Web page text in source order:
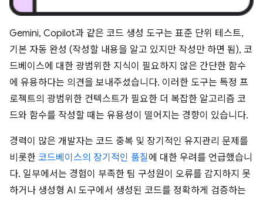
Gemini, Copilot과 같은 코드 생성 도구는 표준 단위 테스트,
기본 자동 완성 (작성할 내용을 알고 있지만 작성만 하면 됨), 코
드베이스에 대한 광범위한 지식이 필요하지 않은 간단한 함수
에 유용하다는 의견을 보내주셨습니다. 이러한 도구는 특정 프
로젝트의 광범위한 컨텍스트가 필요한 더 복잡한 알고리즘 코
드와 함수를 작성할 때는 유용성이 떨어지는 경향이 있습니다.
경력이 많은 개발자는 코드 중복 및 장기적인 유지관리 문제를
비롯한 코드베이스의 장기적인 품질에 대한 우려를 언급했습니
다. 일부에서는 경험이 부족한 팀 구성원이 오류를 감지하지 못
하거나 생성형 AI 도구에서 생성된 코드를 정확하게 검증하는